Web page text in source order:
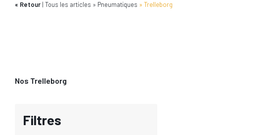
Retour Tous les articles Pneumatiques Trelleborg
Nos Trelleborg
Filtres